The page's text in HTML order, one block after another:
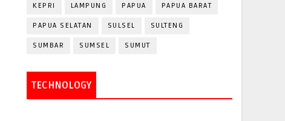
KEPRI LAMPUNG PAPUA PAPUA BARAT
PAPUA SELATAN SULSEL SULTENG
SUMBAR SUMSEL SUMUT
TECHNOLOGY